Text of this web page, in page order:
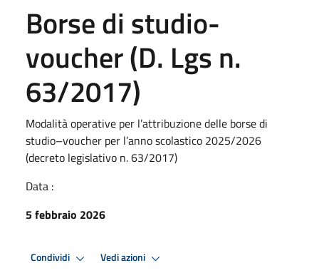
Borse di studio-
voucher (D. Lgs n.
63/2017)
Modalità operative per l’attribuzione delle borse di
studio–voucher per l’anno scolastico 2025/2026
(decreto legislativo n. 63/2017)
Data :
5 febbraio 2026
Condividi Vedi azioni